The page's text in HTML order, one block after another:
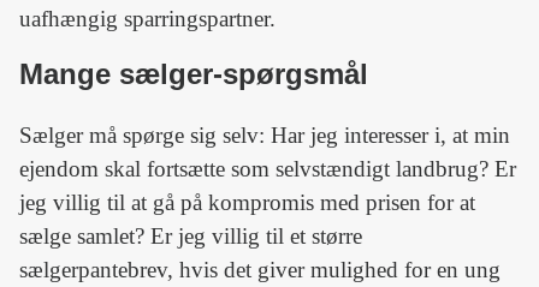
uafhængig sparringspartner.
Mange sælger-spørgsmål
Sælger må spørge sig selv: Har jeg interesser i, at min
ejendom skal fortsætte som selvstændigt landbrug? Er
jeg villig til at gå på kompromis med prisen for at
sælge samlet? Er jeg villig til et større
sælgerpantebrev, hvis det giver mulighed for en ung